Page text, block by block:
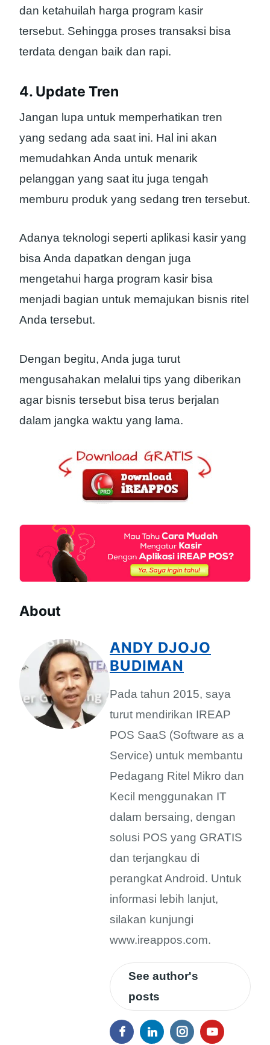
dan ketahuilah harga program kasir
tersebut. Sehingga proses transaksi bisa
terdata dengan baik dan rapi.
4. Update Tren
Jangan lupa untuk memperhatikan tren
yang sedang ada saat ini. Hal ini akan
memudahkan Anda untuk menarik
pelanggan yang saat itu juga tengah
memburu produk yang sedang tren tersebut.
Adanya teknologi seperti aplikasi kasir yang
bisa Anda dapatkan dengan juga
mengetahui harga program kasir bisa
menjadi bagian untuk memajukan bisnis ritel
Anda tersebut.
Dengan begitu, Anda juga turut
mengusahakan melalui tips yang diberikan
agar bisnis tersebut bisa terus berjalan
dalam jangka waktu yang lama.
About
ANDY DJOJO
BUDIMAN
Pada tahun 2015, saya
turut mendirikan IREAP
POS SaaS (Software as a
Service) untuk membantu
Pedagang Ritel Mikro dan
Kecil menggunakan IT
dalam bersaing, dengan
solusi POS yang GRATIS
dan terjangkau di
perangkat Android. Untuk
informasi lebih lanjut,
silakan kunjungi
www.ireappos.com.
See author's
posts